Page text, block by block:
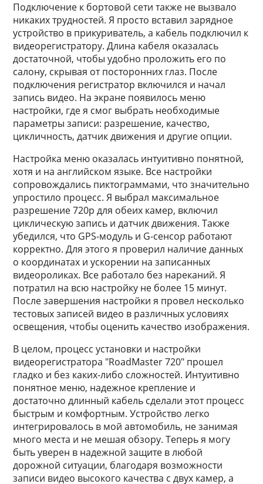
Подключение к бортовой сети также не вызвало
никаких трудностей. Я просто вставил зарядное
устройство в прикуриватель, а кабель подключил к
видеорегистратору. Длина кабеля оказалась
достаточной, чтобы удобно проложить его по
салону, скрывая от посторонних глаз. После
подключения регистратор включился и начал
запись видео. На экране появилось меню
настройки, где я смог выбрать необходимые
параметры записи: разрешение, качество,
цикличность, датчик движения и другие опции.
Настройка меню оказалась интуитивно понятной,
хотя и на английском языке. Все настройки
сопровождались пиктограммами, что значительно
упростило процесс. Я выбрал максимальное
разрешение 720p для обеих камер, включил
циклическую запись и датчик движения. Также
убедился, что GPS-модуль и G-сенсор работают
корректно. Для этого я проверил наличие данных
о координатах и ускорении на записанных
видеороликах. Все работало без нареканий. Я
потратил на всю настройку не более 15 минут.
После завершения настройки я провел несколько
тестовых записей видео в различных условиях
освещения, чтобы оценить качество изображения.
В целом, процесс установки и настройки
видеорегистратора "RoadMaster 720" прошел
гладко и без каких-либо сложностей. Интуитивно
понятное меню, надежное крепление и
достаточно длинный кабель сделали этот процесс
быстрым и комфортным. Устройство легко
интегрировалось в мой автомобиль, не занимая
много места и не мешая обзору. Теперь я могу
быть уверен в надежной защите в любой
дорожной ситуации, благодаря возможности
записи видео высокого качества с двух камер, а